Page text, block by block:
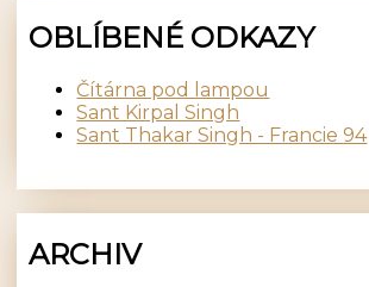
OBLÍBENÉ ODKAZY
Čítárna pod lampou
Sant Kirpal Singh
Sant Thakar Singh - Francie 94
ARCHIV